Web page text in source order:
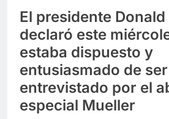
sola
El presidente
declaró este
estaba dispuesto y
entusiasmado de ser
entrevistado por el
especial Mueller